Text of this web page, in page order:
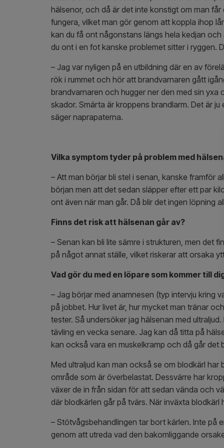
hälsenor, och då är det inte konstigt om man
fungera, vilket man gör genom att koppla ihop
kan du få ont någonstans längs hela kedjan
du ont i en fot kanske problemet sitter i ryggen.
– Jag var nyligen på en utbildning där en av
rök i rummet och hör att brandvarnaren gått
brandvarnaren och hugger ner den med sin yxa
skador. Smärta är kroppens brandlarm. Det är
säger naprapaterna.
Vilka symptom tyder på problem med
– Att man börjar bli stel i senan, kanske framför
början men att det sedan släpper efter ett par
ont även när man går. Då blir det ingen löpning
Finns det risk att hälsenan går av?
– Senan kan bli lite sämre i strukturen, men det
på något annat ställe, vilket riskerar att orsaka
Vad gör du med en löpare som kommer till
– Jag börjar med anamnesen (typ intervju kring
på jobbet. Hur livet är, hur mycket man tränar
tester. Så undersöker jag hälsenan med
tävling en vecka senare. Jag kan då titta på
kan också vara en muskelkramp och då går
Med ultraljud kan man också se om blodkärl
område som är överbelastat. Dessvärre har
växer de in från sidan för att sedan vända och
där blodkärlen går på tvärs. När inväxta
– Stötvågsbehandlingen tar bort kärlen. Inte på
genom att utreda vad den bakomliggande